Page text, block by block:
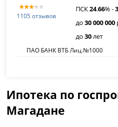
1105 отзывов
ПСК24.66% -
до30 000 000
до30лет
ПАО БАНК ВТБ Лиц.№1000
Ипотека по
Магадане